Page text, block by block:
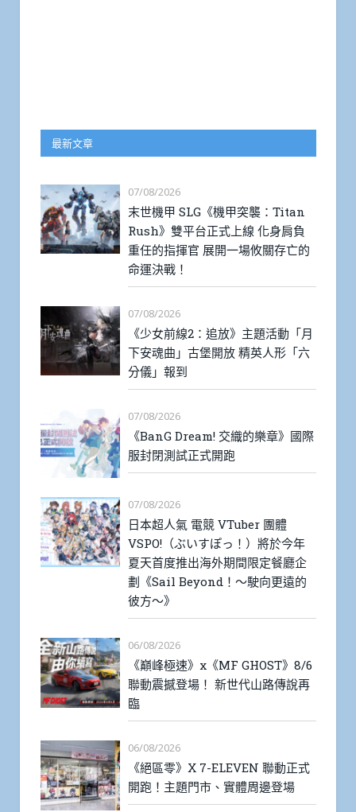
最新文章
07/08/2026
末世機甲 SLG《機甲突襲：Titan
Rush》雙平台正式上線 化身肩負
重任的指揮官 展開一場攸關存亡的
命運決戰！
07/08/2026
《少女前線2：追放》主題活動「月
下安魂曲」古堡開放 精英人形「六
分儀」報到
07/08/2026
《BanG Dream! 交織的樂章》國際
服封閉測試正式開跑
07/08/2026
日本超人氣 電競 VTuber 團體
VSPO!（ぶいすぽっ！）將於今年
夏天首度推出海外期間限定餐廳企
劃《Sail Beyond！～駛向更遠的
彼方～》
06/08/2026
《巔峰極速》x《MF GHOST》8/6
聯動震撼登場！ 新世代山路傳說再
臨
06/08/2026
《絕區零》X 7-ELEVEN 聯動正式
開跑！主題門市、實體周邊登場